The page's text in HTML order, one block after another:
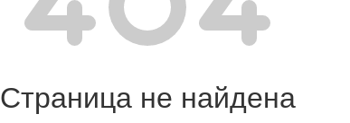
Страница не найдена